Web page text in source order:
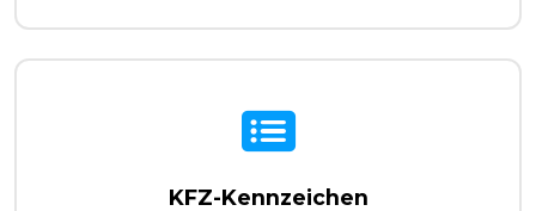
KFZ-Kennzeichen